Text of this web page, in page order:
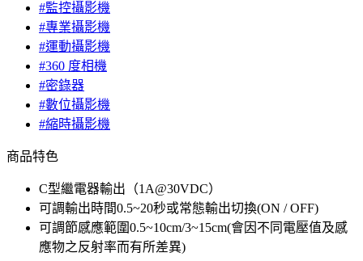
#監控攝影機
#專業攝影機
#運動攝影機
#360 度相機
#密錄器
#數位攝影機
#縮時攝影機
商品特色
C型繼電器輸出（1A@30VDC）
可調輸出時間0.5~20秒或常態輸出切換(ON / OFF)
可調節感應範圍0.5~10cm/3~15cm(會因不同電壓值及感
應物之反射率而有所差異)